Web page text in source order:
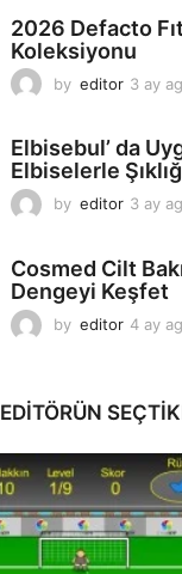
2026 Defacto
Koleksiyonu
by editor 3 ay
Elbisebul’ da
Elbiselerle
by editor 3 ay
Cosmed Cilt
Dengeyi Keşfet
by editor 4 ay
EDITÖRÜN